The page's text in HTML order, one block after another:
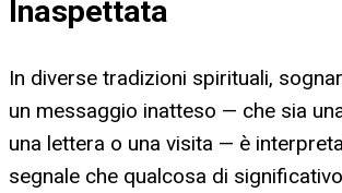
Inaspettata
In diverse tradizioni spirituali,
un messaggio inatteso — che sia
una lettera o una visita — è
segnale che qualcosa di